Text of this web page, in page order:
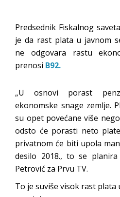
Predsednik Fiskalnog
je da rast plata u javnom
ne odgovara rastu
prenosi B92.
„U osnovi porast
ekonomske snage zemlje.
su opet povećane više
odsto će porasti neto
privatnom će biti upola
desilo 2018., to se
Petrović za Prvu TV.
To je suviše visok rast plata